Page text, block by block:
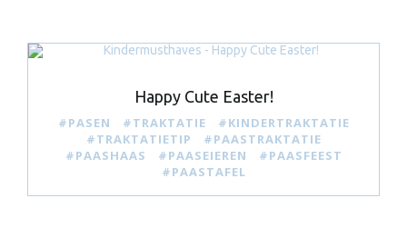
Happy Cute Easter!
#PASEN #TRAKTATIE
#KINDERTRAKTATIE
#TRAKTATIETIP
#PAASTRAKTATIE
#PAASHAAS
#PAASEIEREN
#PAASFEEST
#PAASTAFEL